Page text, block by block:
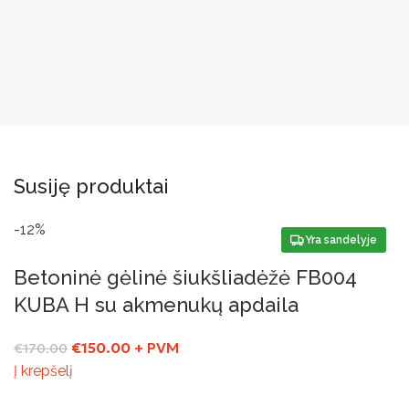
Susiję produktai
-12%
Yra sandelyje
Betoninė gėlinė šiukšliadėžė FB004
KUBA H su akmenukų apdaila
€170.00 €150.00 + PVM
Į krepšelį